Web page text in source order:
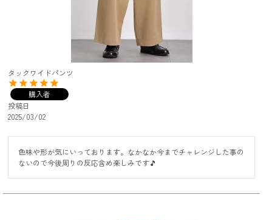
タックワイドパンツ
購入者
投稿日
2025/03/02
色味や形が気にいっております。なかなか今までチャレンジした事の
ないので今後周りの反応含め楽しみです🎵